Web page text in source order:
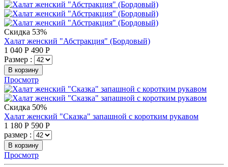
Скидка 53%
Халат женский "Абстракция" (Бордовый)
1 040 Р 490 Р
Размер :
В корзину
Просмотр
Скидка 50%
Халат женский "Сказка" запашной с коротким рукавом
1 180 Р 590 Р
размер :
В корзину
Просмотр